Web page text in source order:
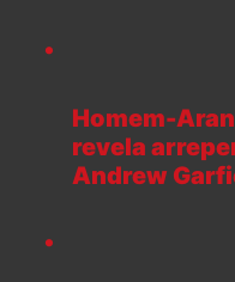
Homem-
revela
Andrew